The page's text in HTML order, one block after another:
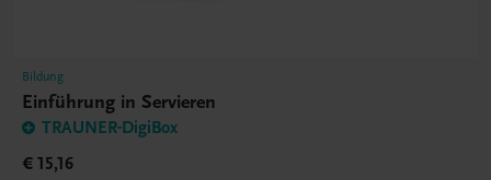
Bildung
Einführung in Servieren
TRAUNER-DigiBox
€ 15,16